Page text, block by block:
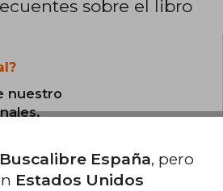
sobre el libro
nuestro
escrito el
Buscalibre España, pero
Estados Unidos